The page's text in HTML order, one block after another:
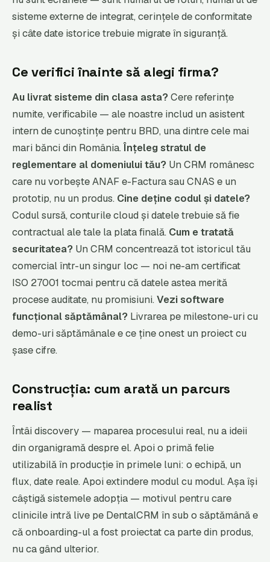
sisteme externe de integrat, cerințele de conformitate
și câte date istorice trebuie migrate în siguranță.
Ce verifici înainte să alegi firma?
Au livrat sisteme din clasa asta?Cere referințe
numite, verificabile — ale noastre includ un asistent
intern de cunoștințe pentru BRD, una dintre cele mai
mari bănci din România.Înțeleg stratul de
reglementare al domeniului tău? Un CRM românesc
care nu vorbește ANAF e-Factura sau CNAS e un
prototip, nu un produs. Cine deține codul și datele?
Codul sursă, conturile cloud și datele trebuie să fie
contractual ale tale la plata finală. Cum e tratată
securitatea? Un CRM concentrează tot istoricul tău
comercial într-un singur loc — noi ne-am certificat
ISO 27001 tocmai pentru că datele astea merită
procese auditate, nu promisiuni.Vezi software
funcțional săptămânal? Livrarea pe milestone-uri cu
demo-uri săptămânale e ce ține onest un proiect cu
șase cifre.
Construcția: cum arată un parcurs
realist
Întâi discovery — maparea procesului real, nu a ideii
din organigramă despre el. Apoi o primă felie
utilizabilă în producție în primele luni: o echipă, un
flux, date reale. Apoi extindere modul cu modul. Așa își
câștigă sistemele adopția — motivul pentru care
clinicile intră live pe DentalCRM în sub o săptămână e
că onboarding-ul a fost proiectat ca parte din produs,
nu ca gând ulterior.